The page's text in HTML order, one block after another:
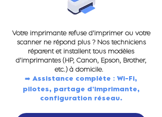
Votre imprimante refuse d’imprimer ou votre
scanner ne répond plus ? Nos techniciens
réparent et installent tous modèles
d’imprimantes (HP, Canon, Epson, Brother,
etc.) à domicile.
➡️ Assistance complète : Wi-Fi,
pilotes, partage d’imprimante,
configuration réseau.